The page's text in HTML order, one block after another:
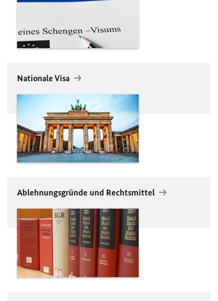
Nationale Visa
Ablehnungsgründe und Rechtsmittel